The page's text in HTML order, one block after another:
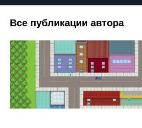
Все публикации автора